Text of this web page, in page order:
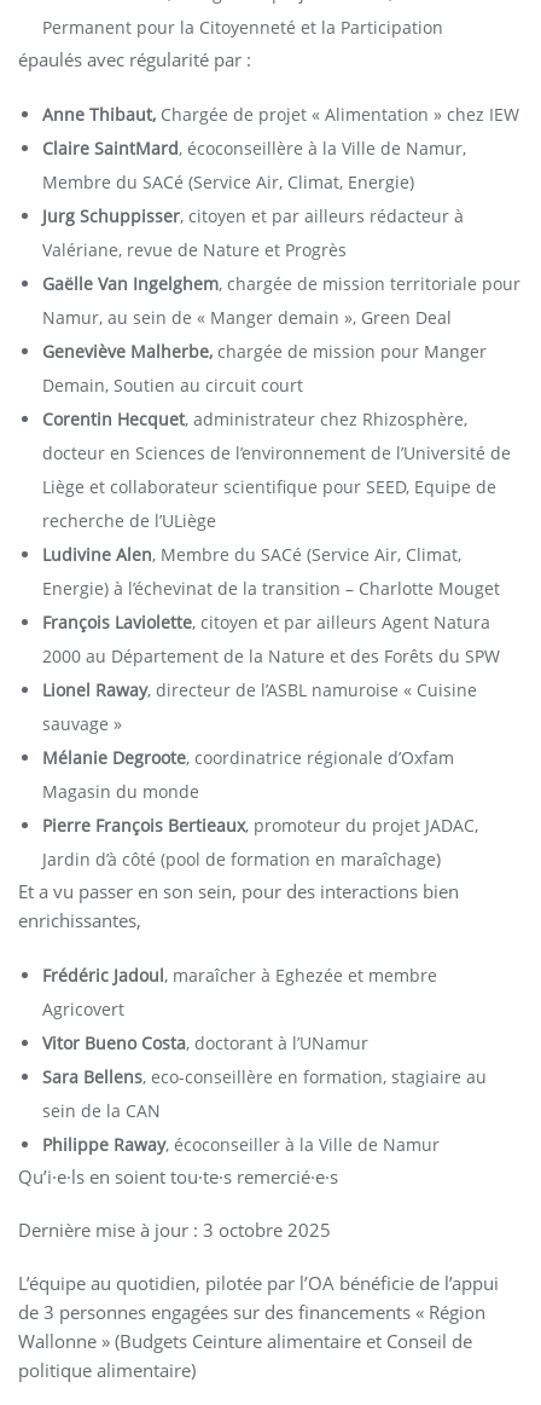
Permanent pour la Citoyenneté et la Participation
épaulés avec régularité par :
Anne Thibaut, Chargée de projet « Alimentation » chez IEW
Claire SaintMard, écoconseillère à la Ville de Namur,
Membre du SACé (Service Air, Climat, Energie)
Jurg Schuppisser, citoyen et par ailleurs rédacteur à
Valériane, revue de Nature et Progrès
Gaëlle Van Ingelghem, chargée de mission territoriale pour
Namur, au sein de « Manger demain », Green Deal
Geneviève Malherbe, chargée de mission pour Manger
Demain, Soutien au circuit court
Corentin Hecquet, administrateur chez Rhizosphère,
docteur en Sciences de l’environnement de l’Université de
Liège et collaborateur scientifique pour SEED, Equipe de
recherche de l’ULiège
Ludivine Alen, Membre du SACé (Service Air, Climat,
Energie) à l’échevinat de la transition – Charlotte Mouget
François Laviolette, citoyen et par ailleurs Agent Natura
2000 au Département de la Nature et des Forêts du SPW
Lionel Raway, directeur de l’ASBL namuroise « Cuisine
sauvage »
Mélanie Degroote, coordinatrice régionale d’Oxfam
Magasin du monde
Pierre François Bertieaux, promoteur du projet JADAC,
Jardin d’à côté (pool de formation en maraîchage)
Et a vu passer en son sein, pour des interactions bien
enrichissantes,
Frédéric Jadoul, maraîcher à Eghezée et membre
Agricovert
Vitor Bueno Costa, doctorant à l’UNamur
Sara Bellens, eco-conseillère en formation, stagiaire au
sein de la CAN
Philippe Raway, écoconseiller à la Ville de Namur
Qu’i·e·ls en soient tou·te·s remercié·e·s
Dernière mise à jour : 3 octobre 2025
L’équipe au quotidien, pilotée par l’OA bénéficie de l’appui
de 3 personnes engagées sur des financements « Région
Wallonne » (Budgets Ceinture alimentaire et Conseil de
politique alimentaire)